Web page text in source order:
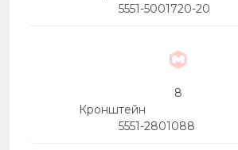
5551-5001720-20
8
Кронштейн
5551-2801088